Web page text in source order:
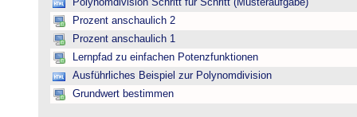
Polynomdivision Schritt für Schritt (Musteraufgabe)
Prozent anschaulich 2
Prozent anschaulich 1
Lernpfad zu einfachen Potenzfunktionen
Ausführliches Beispiel zur Polynomdivision
Grundwert bestimmen